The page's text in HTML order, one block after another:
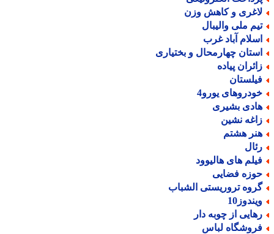
و کاهش وزن
ملی والیبال
آباد غرب
چهارمحال و بختیاری
پیاده
یورو4
بشیری
نشین
هشتم
های هالیوود
فضایی
تروریستی الشباب
از چوبه دار
لباس